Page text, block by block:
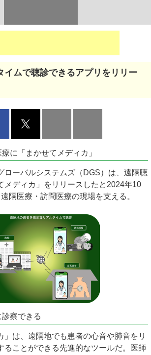
イムで聴診できるアプリをリリー
に「まかせてメディカ」
ローバルシステムズ（DGS）は、遠隔聴
メディカ」をリリースしたと2024年10
隔医療・訪問医療の現場を支える。
察できる
」は、遠隔地でも患者の心音や肺音をリ
ることができる先進的なツールだ。医師